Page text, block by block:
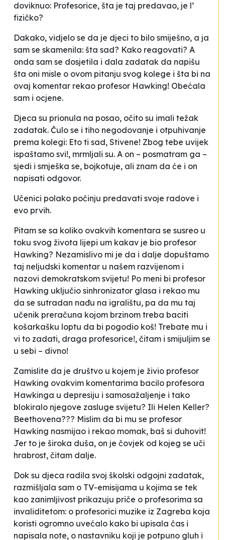
doviknuo: Profesorice, šta je taj predavao, je l’
fizičko?
Dakako, vidjelo se da je djeci to bilo smiješno, a ja
sam se skamenila: šta sad? Kako reagovati? A
onda sam se dosjetila i dala zadatak da napišu
šta oni misle o ovom pitanju svog kolege i šta bi na
ovaj komentar rekao profesor Hawking! Obećala
sam i ocjene.
Djeca su prionula na posao, očito su imali težak
zadatak. Čulo se i tiho negodovanje i otpuhivanje
prema kolegi: Eto ti sad, Stivene! Zbog tebe uvijek
ispaštamo svi!, mrmljali su. A on – posmatram ga –
sjedi i smješka se, bojkotuje, ali znam da će i on
napisati odgovor.
Učenici polako počinju predavati svoje radove i
evo prvih.
Pitam se sa koliko ovakvih komentara se susreo u
toku svog života lijepi um kakav je bio profesor
Hawking? Nezamislivo mi je da i dalje dopuštamo
taj neljudski komentar u našem razvijenom i
nazovi demokratskom svijetu! Po meni bi profesor
Hawking uključio sinhronizator glasa i rekao mu
da se sutradan nađu na igralištu, pa da mu taj
učenik preračuna kojom brzinom treba baciti
košarkašku loptu da bi pogodio koš! Trebate mu i
vi to zadati, draga profesorice!, čitam i smijuljim se
u sebi – divno!
Zamislite da je društvo u kojem je živio profesor
Hawking ovakvim komentarima bacilo profesora
Hawkinga u depresiju i samosažaljenje i tako
blokiralo njegove zasluge svijetu? Ili Helen Keller?
Beethovena??? Mislim da bi mu se profesor
Hawking nasmijao i rekao momak, baš si duhovit!
Jer to je široka duša, on je čovjek od kojeg se uči
hrabrost, čitam dalje.
Dok su djeca radila svoj školski odgojni zadatak,
razmišljala sam o TV-emisijama u kojima se tek
kao zanimljivost prikazuju priče o profesorima sa
invaliditetom: o profesorici muzike iz Zagreba koja
koristi ogromno uvećalo kako bi upisala čas i
napisala note, o nastavniku koji je potpuno gluh i